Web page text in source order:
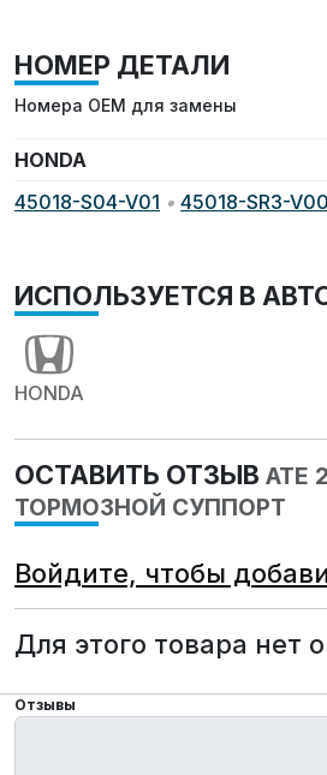
НОМЕР ДЕТАЛИ
Номера OEM для замены
HONDA
45018-S04-V01 • 45018-SR3-V00
ИСПОЛЬЗУЕТСЯ В
HONDA
ОСТАВИТЬ ОТЗЫВ ATE
ТОРМОЗНОЙ СУППОРТ
Войдите, чтобы
Для этого товара нет
Отзывы